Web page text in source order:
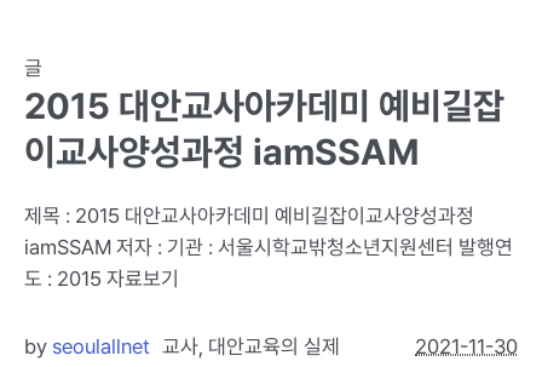
글
2015 대안교사아카데미 예비길잡
이교사양성과정 iamSSAM
제목 : 2015 대안교사아카데미 예비길잡이교사양성과정
iamSSAM 저자 : 기관 : 서울시학교밖청소년지원센터 발행연
도 : 2015 자료보기
2021-11-30
by seoulallnet 교사, 대안교육의 실제